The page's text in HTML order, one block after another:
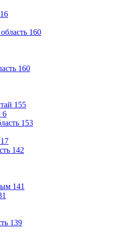
16
160
160
155
6
153
17
142
141
139